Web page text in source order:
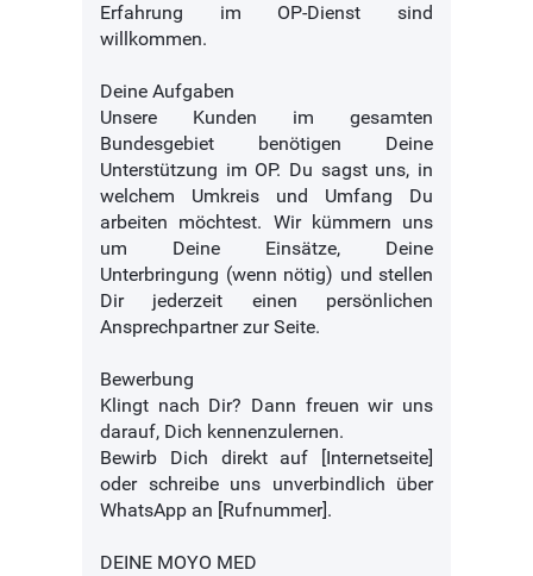
Erfahrung im OP-Dienst sind
willkommen.
Deine Aufgaben
Unsere Kunden im gesamten
Bundesgebiet benötigen Deine
Unterstützung im OP. Du sagst uns, in
welchem Umkreis und Umfang Du
arbeiten möchtest. Wir kümmern uns
um Deine Einsätze, Deine
Unterbringung (wenn nötig) und stellen
Dir jederzeit einen persönlichen
Ansprechpartner zur Seite.
Bewerbung
Klingt nach Dir? Dann freuen wir uns
darauf, Dich kennenzulernen.
Bewirb Dich direkt auf [Internetseite]
oder schreibe uns unverbindlich über
WhatsApp an [Rufnummer].
DEINE MOYO MED